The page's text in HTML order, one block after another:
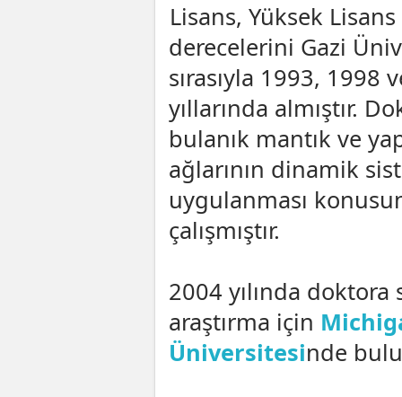
Lisans, Yüksek
derecelerini Gazi
sırasıyla 1993, 1998
yıllarında almıştır.
bulanık mantık ve
ağlarının dinamik
uygulanması
çalışmıştır.
2004 yılında doktora
araştırma için
Üniversitesinde